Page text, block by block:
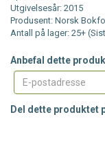
Utgivelsesår: 2015
Produsent: Norsk
Antall på lager: 25+
Anbefal dette
Del dette produktet